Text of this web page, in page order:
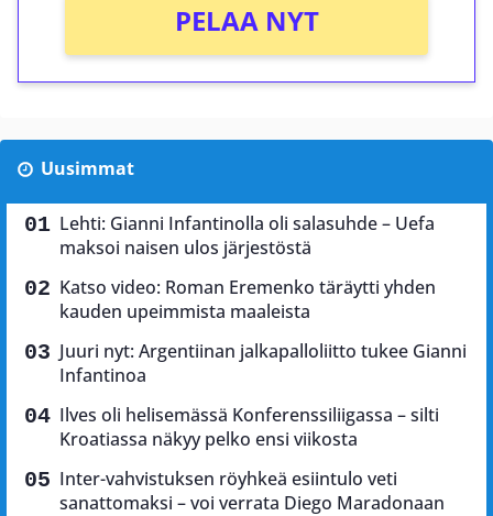
PELAA NYT
Uusimmat
Lehti: Gianni Infantinolla oli salasuhde – Uefa
maksoi naisen ulos järjestöstä
Katso video: Roman Eremenko täräytti yhden
kauden upeimmista maaleista
Juuri nyt: Argentiinan jalkapalloliitto tukee Gianni
Infantinoa
Ilves oli helisemässä Konferenssiliigassa – silti
Kroatiassa näkyy pelko ensi viikosta
Inter-vahvistuksen röyhkeä esiintulo veti
sanattomaksi – voi verrata Diego Maradonaan